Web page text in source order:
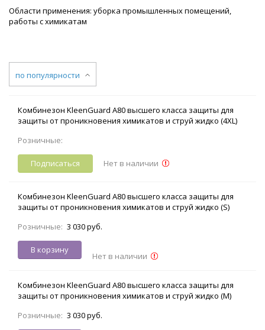
Области применения: уборка промышленных помещений,
работы с химикатам
по популярности
Комбинезон KleenGuard А80 высшего класса защиты для
защиты от проникновения химикатов и струй жидко (4XL)
Розничные:
Подписаться Нет в наличии
Комбинезон KleenGuard А80 высшего класса защиты для
защиты от проникновения химикатов и струй жидко (S)
Розничные: 3 030 руб.
В корзину
Нет в наличии
Комбинезон KleenGuard А80 высшего класса защиты для
защиты от проникновения химикатов и струй жидко (M)
Розничные: 3 030 руб.